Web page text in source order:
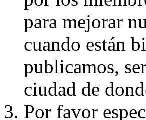
para mejorar
cuando están
publicamos,
ciudad de
Por favor